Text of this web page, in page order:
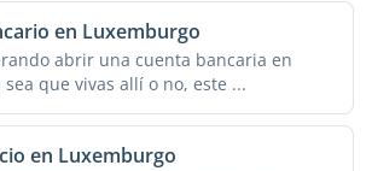
en Luxemburgo
abrir una cuenta bancaria en
que vivas allí o no, este ...
en Luxemburgo